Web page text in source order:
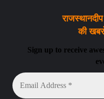
की
Sign up to receive
Email
Address
*